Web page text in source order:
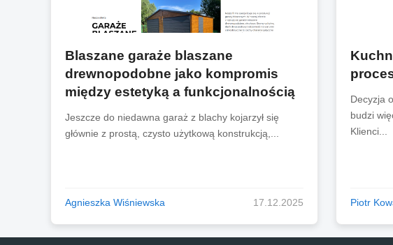
Blaszane garaże blaszane
drewnopodobne jako kompromis
między estetyką a funkcjonalnością
Jeszcze do niedawna garaż z blachy kojarzył się
głównie z prostą, czysto użytkową konstrukcją,...
Agnieszka Wiśniewska 17.12.2025
Decyzja
budzi
Klienci...
Piotr